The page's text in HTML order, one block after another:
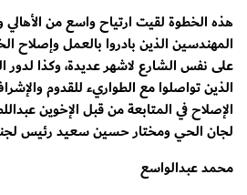
هذه الخطوة لقيت ارتياح واسع من
المهندسين الذين بادروا بالعمل وإصلاح
على نفس الشارع لاشهر عديدة، وكذا لدور
الذين تواصلوا مع الطواريء للقدوم
الإصلاح في المتابعة من قبل الإخوين
لجان الحي ومختار حسين سعيد رئيس
محمد عبدالواسع